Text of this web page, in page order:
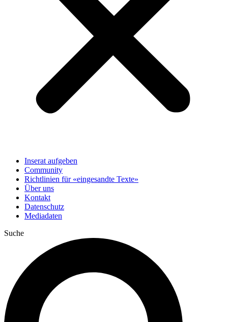
Inserat aufgeben
Community
Richtlinien für «eingesandte Texte»
Über uns
Kontakt
Datenschutz
Mediadaten
Suche